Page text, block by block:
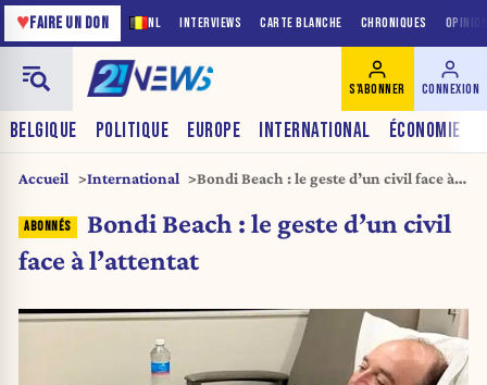
NL INTERVIEWS CARTE BLANCHE CHRONIQUES
♥FAIRE UN DON
BELGIQUE POLITIQUE EUROPE INTERNATIONAL ÉCONOMIE
S'ABONNER CONNEXION
Accueil International
Bondi Beach : le geste d’un civil face à
Bondi Beach : le geste d’un civil
face à l’attentat